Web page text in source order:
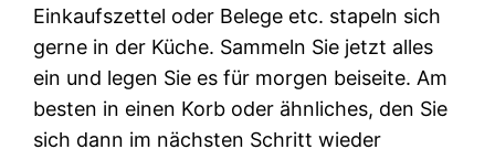
Einkaufszettel oder Belege etc. stapeln sich
gerne in der Küche. Sammeln Sie jetzt alles
ein und legen Sie es für morgen beiseite. Am
besten in einen Korb oder ähnliches, den Sie
sich dann im nächsten Schritt wieder